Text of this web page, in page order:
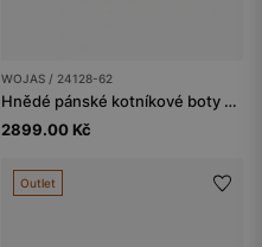
WOJAS / 24128-62
Hnědé pánské kotníkové boty chukka
2899.00 Kč
Outlet